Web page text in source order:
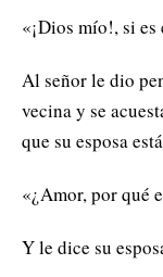
«¡Dios mío!, si
Al señor le dio
vecina y se
que su esposa
«¿Amor, por qué
Y le dice su